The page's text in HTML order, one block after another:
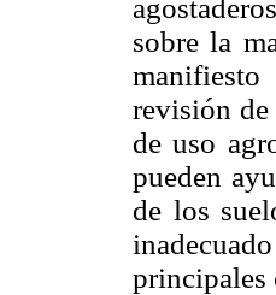
sobre la
revisión de
de uso
pueden
de los
principales